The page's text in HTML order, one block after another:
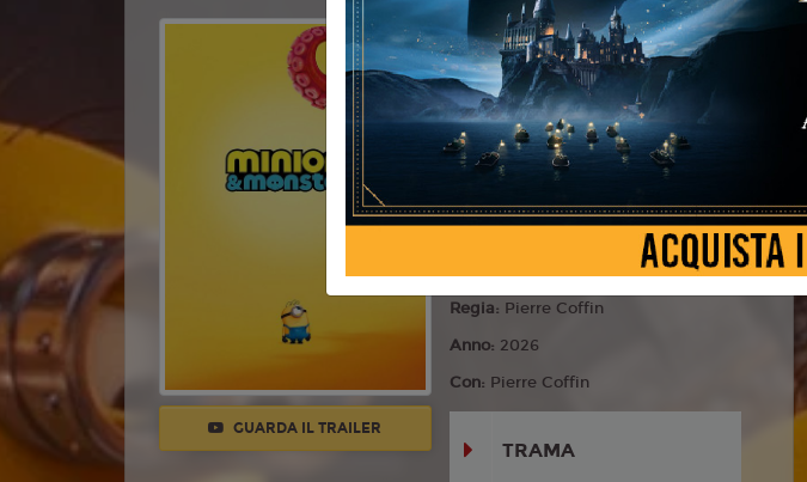
GUARDA IL TRAILER
Durata: 87 min
Genere:Animazione, Avventura,
Regia: Pierre Coffin
Anno: 2026
Con: Pierre Coffin
TRAMA